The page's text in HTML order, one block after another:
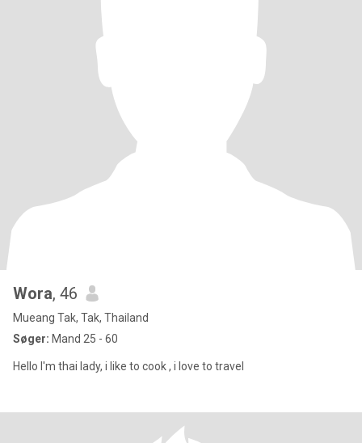
Wora, 46
Mueang Tak, Tak, Thailand
Søger: Mand 25 - 60
Hello I'm thai lady, i like to cook , i love to travel